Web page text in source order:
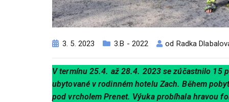
3. 5. 2023 3.B - 2022 od Radka
V termínu 25.4. až 28.4. 2023 se zúčastnilo 15
ubytované v rodinném hotelu Zach. Během
pod vrcholem Prenet. Výuka probíhala hravou